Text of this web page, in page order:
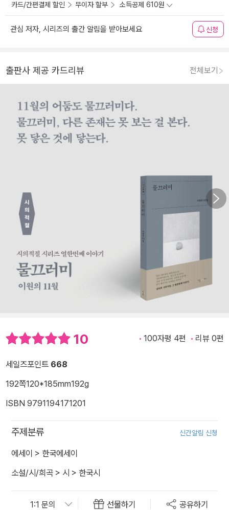
카드/간편결제 할인 무이자 할부 소득공제 610원
관심 저자, 시리즈의 출간 알림을 받아보세요 신청
출판사 제공 카드리뷰 전체보기
10 100자평 4편 리뷰 0편
세일즈포인트 668
192쪽120*185mm192g
ISBN 9791194171201
주제분류 신간알림 신청
에세이 > 한국에세이
소설/시/희곡 > 시 > 한국시
선물하기 공유하기